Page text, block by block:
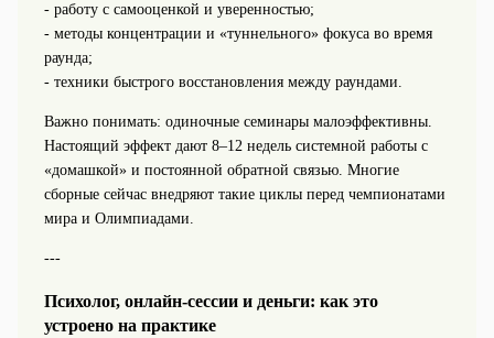
- работу с самооценкой и уверенностью;
- методы концентрации и «туннельного» фокуса во время
раунда;
- техники быстрого восстановления между раундами.
Важно понимать: одиночные семинары малоэффективны.
Настоящий эффект дают 8–12 недель системной работы с
«домашкой» и постоянной обратной связью. Многие
сборные сейчас внедряют такие циклы перед чемпионатами
мира и Олимпиадами.
---
Психолог, онлайн-сессии и деньги: как это
устроено на практике